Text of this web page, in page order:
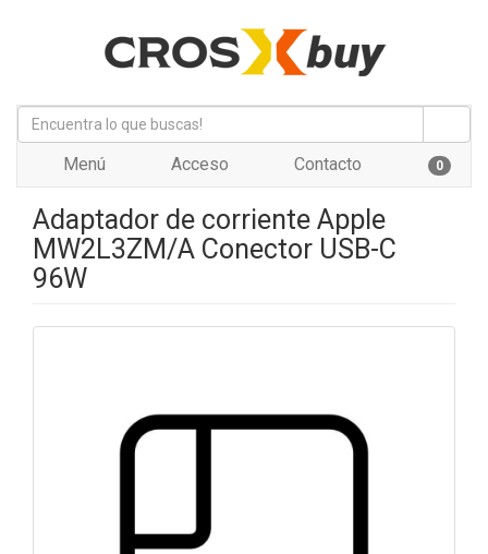
Menú Acceso Contacto 0
Adaptador de corriente Apple
MW2L3ZM/A Conector USB-C
96W